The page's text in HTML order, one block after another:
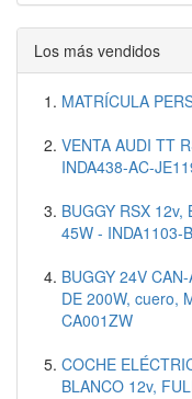
Los más vendidos
MATRÍCULA
VENTA AUDI TT
INDA438-AC-
BUGGY RSX 12v,
45W - INDA1103-
BUGGY 24V
DE 200W, cuero,
CA001ZW
COCHE
BLANCO 12v,